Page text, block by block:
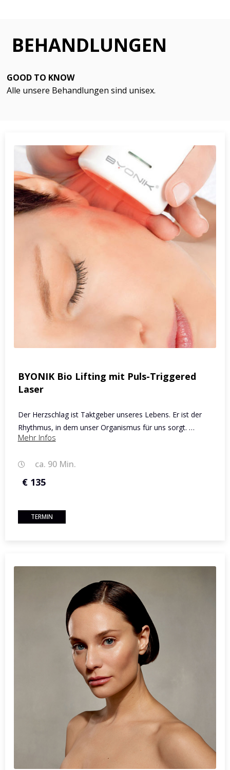
BEHANDLUNGEN
GOOD TO KNOW
Alle unsere Behandlungen sind unisex.
BYONIK Bio Lifting mit Puls-Triggered
Laser
Der Herzschlag ist Taktgeber unseres Lebens. Er ist der
Rhythmus, in dem unser Organismus für uns sorgt. …
Mehr Infos
ca. 90 Min.
€ 135
TERMIN